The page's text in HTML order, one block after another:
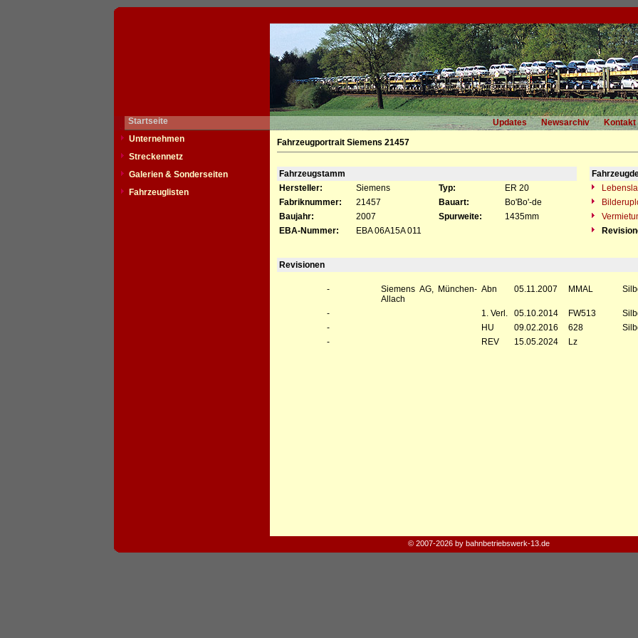
Startseite Updates Newsarchiv Kontakt
Unternehmen
Streckennetz
Galerien & Sonderseiten
Fahrzeuglisten
Fahrzeugportrait Siemens 21457
Fahrzeugstamm
Hersteller:
Siemens Typ: ER 20
Fabriknummer:
21457 Bauart: Bo'Bo'-de
Baujahr:
2007 Spurweite: 1435mm
EBA-Nummer:
EBA 06A15A 011
Revisionen
-
Siemens AG, München-
Allach
Abn 05.11.2007 MMAL
- 1. Verl. 05.10.2014 FW513
-
HU 09.02.2016 628
-
REV 15.05.2024 Lz
© 2007-2026 by bahnbetriebswerk-13.de